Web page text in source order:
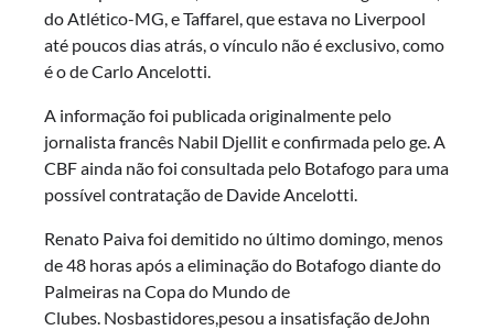
do Atlético-MG, e Taffarel, que estava no Liverpool
até poucos dias atrás, o vínculo não é exclusivo, como
é o de Carlo Ancelotti.
A informação foi publicada originalmente pelo
jornalista francês Nabil Djellit e confirmada pelo ge. A
CBF ainda não foi consultada pelo Botafogo para uma
possível contratação de Davide Ancelotti.
Renato Paiva foi demitido no último domingo, menos
de 48 horas após a eliminação do Botafogo diante do
Palmeiras na Copa do Mundo de
Clubes. Nosbastidores,pesou a insatisfação deJohn